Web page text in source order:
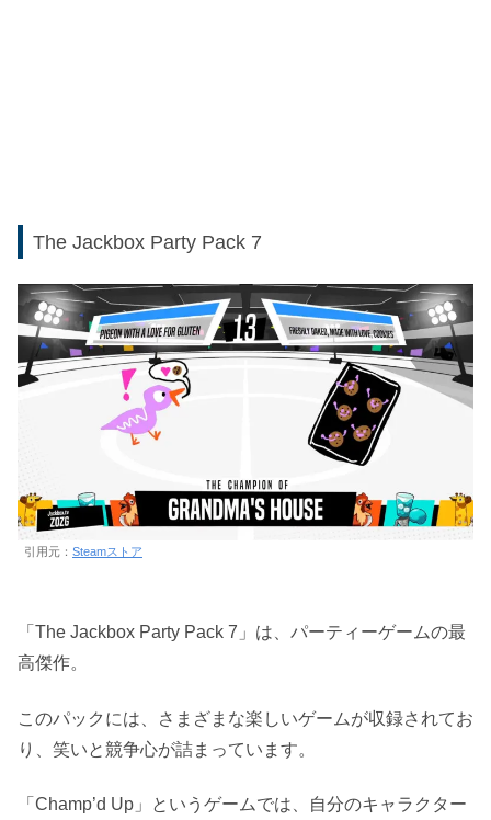
The Jackbox Party Pack 7
引用元： Steamストア
「The Jackbox Party Pack 7」は、パーティーゲームの最
高傑作。
このパックには、さまざまな楽しいゲームが収録されてお
り、笑いと競争心が詰まっています。
「Champ’d Up」というゲームでは、自分のキャラクター